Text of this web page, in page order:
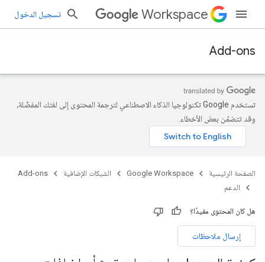
Workspace تسجيل الدخول
Add-ons
تستخدم Google تكنولوجيا الذكاء الاصطناعي لترجمة المحتوى إلى لغتك المفضّلة،
وقد تتضمّن بعض الأخطاء.
الصفحة الرئيسية Google Workspace الشبكات الإضافية
Add-ons
الدعم
هل كان المحتوى مفيدًا؟
إرسال ملاحظات